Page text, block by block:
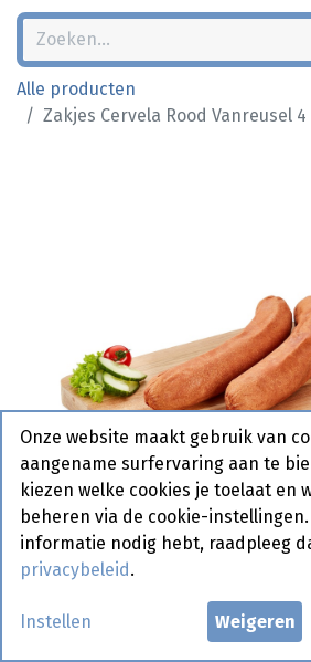
Alle producten
Zakjes Cervela Rood Vanreusel
Zakjes Cervela
Onze website maakt gebruik van
aangename surfervaring aan te
kiezen welke cookies je toelaat en
beheren via de cookie-
informatie nodig hebt, raadpleeg
privacybeleid .
Instellen Weigeren